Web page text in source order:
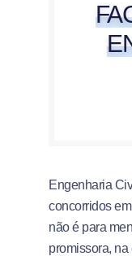
Engenharia
concorridos
não é para
promissora,